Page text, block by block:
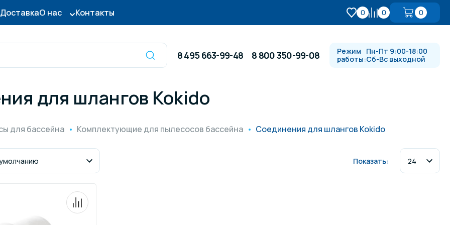
ДоставкаО нас Контакты 0 0 0
Оборудование для
Водопады, водяные пушки и
8 495 663-99-48 8 800 350-99-08
Режим
работы:
Пн-Пт 9:00-18:00
Сб-Вс выходной
для шлангов Kokido
для бассейна Комплектующие для пылесосов бассейна Соединения для шлангов Kokido
Показать: